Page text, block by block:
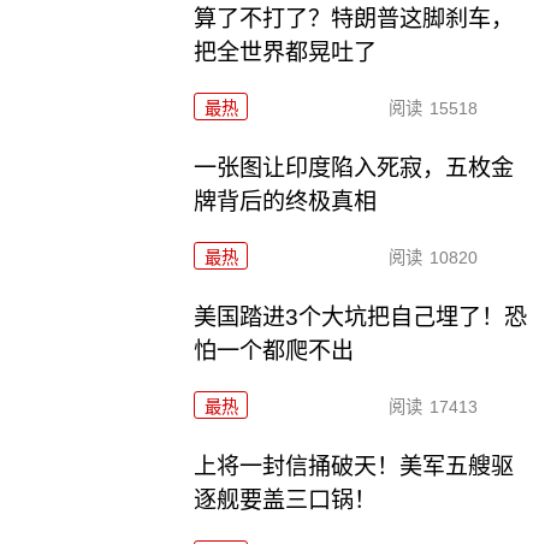
算了不打了？特朗普这脚刹车，
把全世界都晃吐了
最热 阅读 15518
一张图让印度陷入死寂，五枚金
牌背后的终极真相
最热 阅读 10820
美国踏进3个大坑把自己埋了！恐
怕一个都爬不出
最热 阅读 17413
上将一封信捅破天！美军五艘驱
逐舰要盖三口锅！